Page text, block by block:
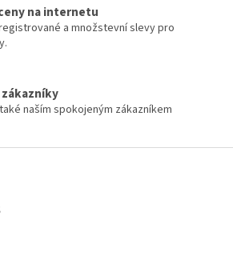
k
y
v
s
u
na internetu
a množstevní slevy pro
naším spokojeným zákazníkem